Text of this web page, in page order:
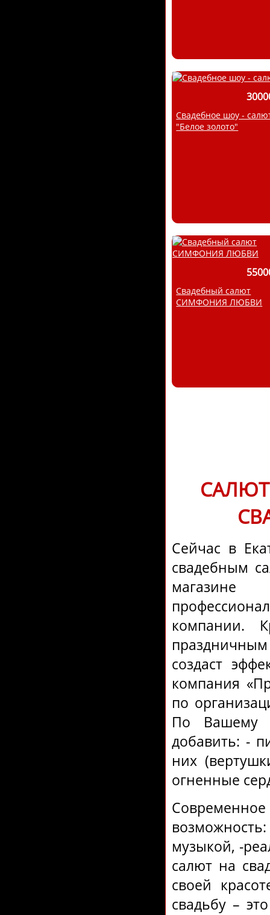
Свадебное шоу -
"Белое золото"
Свадебный салют
СИМФОНИЯ ЛЮБВИ
САЛЮТ
Сейчас в
свадебным
магазине
компании.
создаст
компания
по
По Вашему
добавить: -
них
огненные
музыкой, -
салют на
своей
свадьбу –